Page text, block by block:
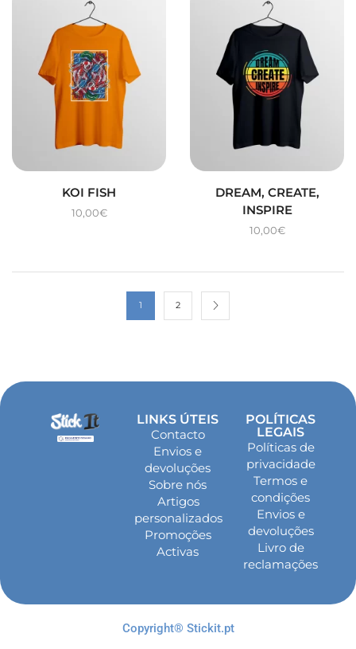
KOI FISH
10,00€
DREAM, CREATE,
INSPIRE
10,00€
1 2
LINKS ÚTEIS
Contacto
Envios e
devoluções
Sobre nós
Artigos
personalizados
Promoções
Activas
POLÍTICAS
LEGAIS
Políticas de
privacidade
Termos e
condições
Envios e
devoluções
Livro de
reclamações
Copyright® Stickit.pt